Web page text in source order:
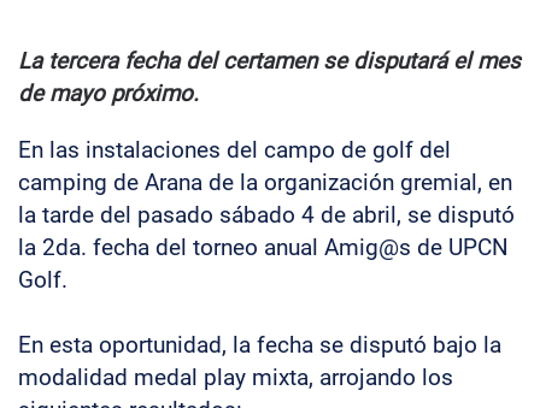
La tercera fecha del certamen se disputará el mes
de mayo próximo.
En las instalaciones del campo de golf del
camping de Arana de la organización gremial, en
la tarde del pasado sábado 4 de abril, se disputó
la 2da. fecha del torneo anual Amig@s de UPCN
Golf.
En esta oportunidad, la fecha se disputó bajo la
modalidad medal play mixta, arrojando los